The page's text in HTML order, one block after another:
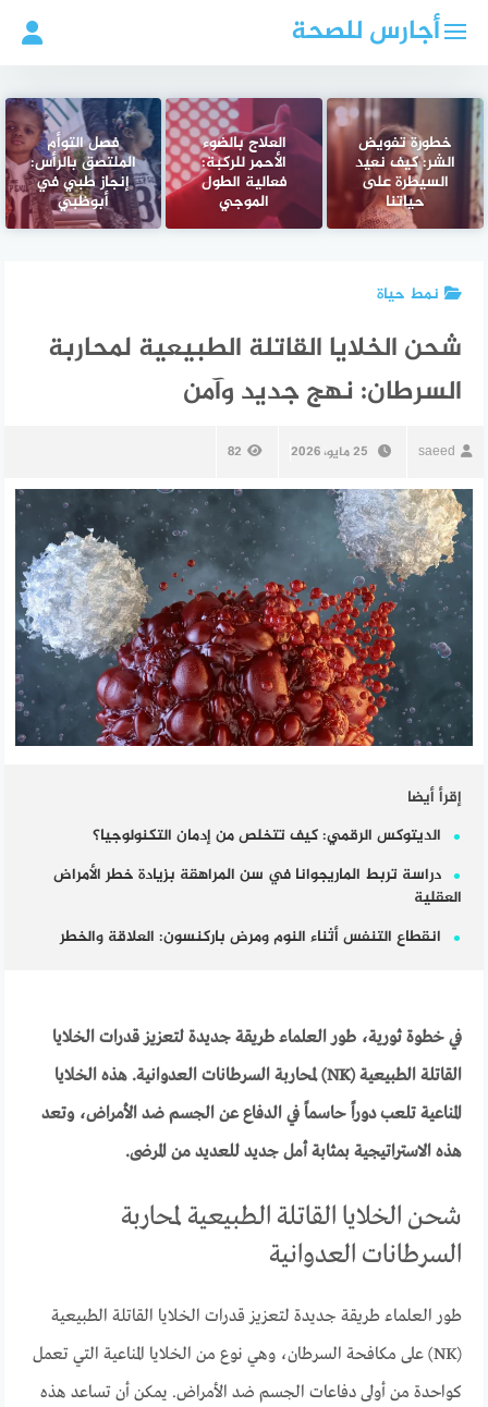
أجارس للصحة
خطورة تفويض
الشر: كيف نعيد
السيطرة على
حياتنا
العلاج بالضوء
الأحمر للركبة:
فعالية الطول
الموجي
فصل التوأم
الملتصق بالرأس:
إنجاز طبي في
أبوظبي
نمط حياة
شحن الخلايا القاتلة الطبيعية لمحاربة
السرطان: نهج جديد وآمن
saeed 25 مايو، 2026 82
إقرأ أيضا
الديتوكس الرقمي: كيف تتخلص من إدمان التكنولوجيا؟
دراسة تربط الماريجوانا في سن المراهقة بزيادة خطر الأمراض
العقلية
انقطاع التنفس أثناء النوم ومرض باركنسون: العلاقة والخطر
في خطوة ثورية، طور العلماء طريقة جديدة لتعزيز قدرات الخلايا
القاتلة الطبيعية (NK) لمحاربة السرطانات العدوانية. هذه الخلايا
المناعية تلعب دوراً حاسماً في الدفاع عن الجسم ضد الأمراض، وتعد
هذه الاستراتيجية بمثابة أمل جديد للعديد من المرضى.
شحن الخلايا القاتلة الطبيعية لمحاربة
السرطانات العدوانية
طور العلماء طريقة جديدة لتعزيز قدرات الخلايا القاتلة الطبيعية
(NK) على مكافحة السرطان، وهي نوع من الخلايا المناعية التي تعمل
كواحدة من أولى دفاعات الجسم ضد الأمراض. يمكن أن تساعد هذه